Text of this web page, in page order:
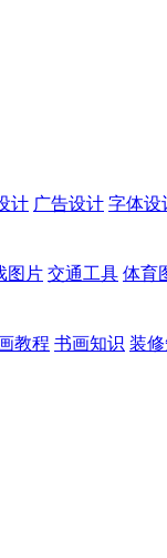
计 广告设计 字体设
图片 交通工具 体育
教程 书画知识 装